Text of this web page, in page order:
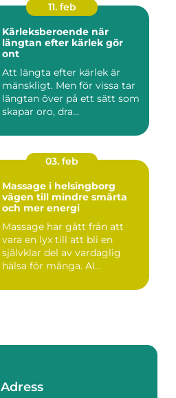
11. feb
Kärleksberoende när
längtan efter kärlek gör
ont
Att längta efter kärlek är
mänskligt. Men för vissa tar
längtan över på ett sätt som
skapar oro, dra...
03. feb
Massage i helsingborg
vägen till mindre smärta
och mer energi
Massage har gått från att
vara en lyx till att bli en
självklar del av vardaglig
hälsa för många. Al...
Adress